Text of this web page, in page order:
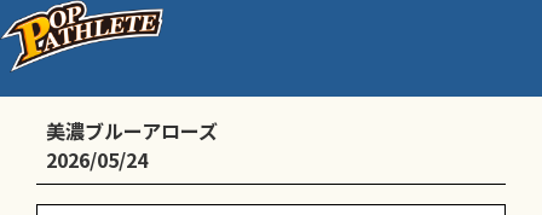
公式戦
美濃ブルーアローズ
2026/05/24